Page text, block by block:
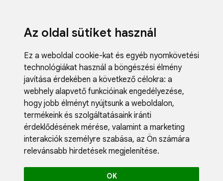
Az oldal sütiket használ
Ez a weboldal cookie-kat és egyéb nyomkövetési
technológiákat használ a böngészési élmény
javítása érdekében a következő célokra: a
webhely alapvető funkcióinak engedélyezése,
hogy jobb élményt nyújtsunk a weboldalon,
termékeink és szolgáltatásaink iránti
érdeklődésének mérése, valamint a marketing
interakciók személyre szabása, az Ön számára
relevánsabb hirdetések megjelenítése.
OK
Blog